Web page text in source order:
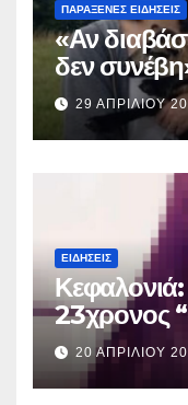
ΠΑΡΆΞΕΝΕΣ ΕΙΔΉΣΕΙΣ
«Αν
δεν
29 ΑΠΡΙΛΊΟΥ
ΕΙΔΉΣΕΙΣ
Κεφαλονιά:
23χρονος
Μυρτούς
20 ΑΠΡΙΛΊΟΥ